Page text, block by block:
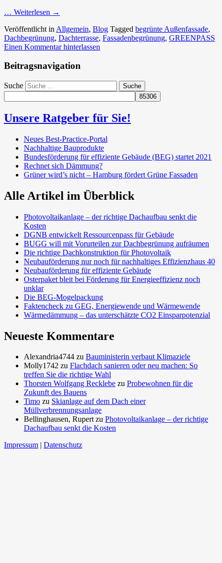
… Weiterlesen →
Veröffentlicht in Allgemein, Blog Tagged begrünte Außenfassade,
Dachbegrünung, Dachterrasse, Fassadenbegrünung, GREENPASS
Einen Kommentar hinterlassen
Beitragsnavigation
Suche
Unsere Ratgeber für Sie!
Neues Best-Practice-Portal
Nachhaltige Bauprodukte
Bundesförderung für effiziente Gebäude (BEG) startet 2021
Rechnet sich Dämmung?
Grüner wird’s nicht – Hamburg fördert Grüne Fassaden
Alle Artikel im Überblick
Photovoltaikanlage – der richtige Dachaufbau senkt die
Kosten
DGNB entwickelt Ressourcenpass für Gebäude
BUGG will mit Vorurteilen zur Dachbegrünung aufräumen
Die richtige Dachkonstruktion für Photovoltaik
Neubauförderung nur noch für nachhaltiges Effizienzhaus 40
Neubauförderung für effiziente Gebäude
Osterpaket bleit bei Förderung für Energieeffizienz noch
unklar
Die BEG-Mogelpackung
Faktencheck zu GEG, Energiewende und Wärmewende
Wärmedämmung – das unterschätzte CO2 Einsparpotenzial
Neueste Kommentare
Alexandria4744 zu Bauministerin verbaut Klimaziele
Molly1742 zu Flachdach sanieren oder neu machen: So
treffen Sie die richtige Wahl
Thorsten Wolfgang Recklebe zu Probewohnen für die
Zukunft des Bauens
Timo zu Skianlage auf dem Dach einer
Müllverbrennungsanlage
Bellinghausen, Rupertzu Photovoltaikanlage – der richtige
Dachaufbau senkt die Kosten
Impressum
Datenschutz